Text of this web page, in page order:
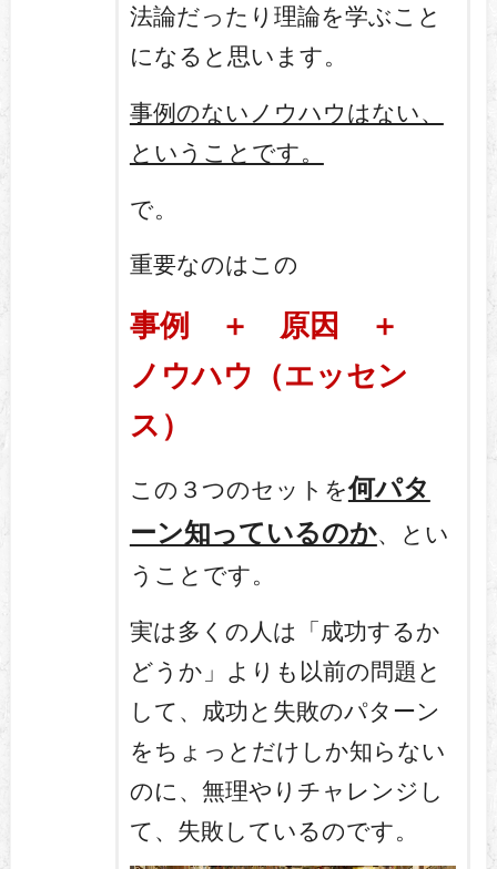
法論だったり理論を学ぶこと
になると思います。
事例のないノウハウはない、
ということです。
で。
重要なのはこの
事例 ＋ 原因 ＋
ノウハウ（エッセン
ス）
この３つのセットを何パタ
ーン知っているのか、とい
うことです。
実は多くの人は「成功するか
どうか」よりも以前の問題と
して、成功と失敗のパターン
をちょっとだけしか知らない
のに、無理やりチャレンジし
て、失敗しているのです。